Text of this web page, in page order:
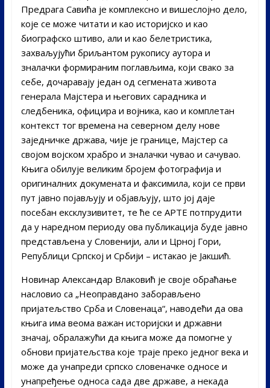
Предрага Савића је комплексно и вишеслојно дело,
које се може читати и као историјско и као
биографско штиво, али и као белетристика,
захваљујући бриљантом рукопису аутора и
зналачки формираним поглављима, који свако за
себе, дочаравају један од сегмената живота
генерала Мајстера и његових сарадника и
следбеника, официра и војника, као и комплетан
контекст тог времена на северном делу нове
заједничке држава, чије је границе, Мајстер са
својом војском храбро и зналачки чувао и сачувао.
Књига обилује великим бројем фотографија и
оригиналних докумената и факсимила, који се први
пут јавно појављују и објављују, што јој даје
посебан ексклузивитет, те ће се АРТЕ потпрудити
да у наредном периоду ова публикација буде јавно
представљена у Словенији, али и Црној Гори,
Републици Српској и Србији – истакао је Јакшић.
Новинар Александар Влаковић је своје обраћање
насловио са „Неоправдано заборављено
пријатељство Срба и Словенаца“, наводећи да ова
књига има веома важан историјски и државни
значај, обралажући да књига може да помогне у
обнови пријатељства које траје преко једног века и
може да унапреди српско словеначке односе и
унапређење односа сада две државе, а некада